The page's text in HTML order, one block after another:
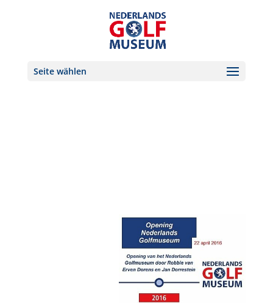
Seite wählen